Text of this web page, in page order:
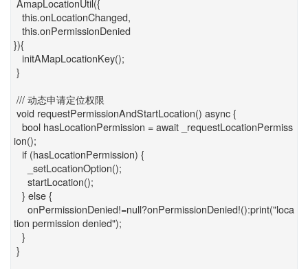
this.onLocationChanged,
this.onPermissionDenied
}){
initAMapLocationKey();
}
/// 动态申请定位权限
void requestPermissionAndStartLocation() async {
bool hasLocationPermission = await _requestLocationPermiss
ion();
if (hasLocationPermission) {
_setLocationOption();
startLocation();
} else {
onPermissionDenied!=null?onPermissionDenied!():print("loca
tion permission denied");
}
}